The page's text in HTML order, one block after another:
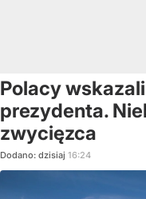
Polacy
prezydenta.
zwycięzca
Dodano: dzisiaj 16:24